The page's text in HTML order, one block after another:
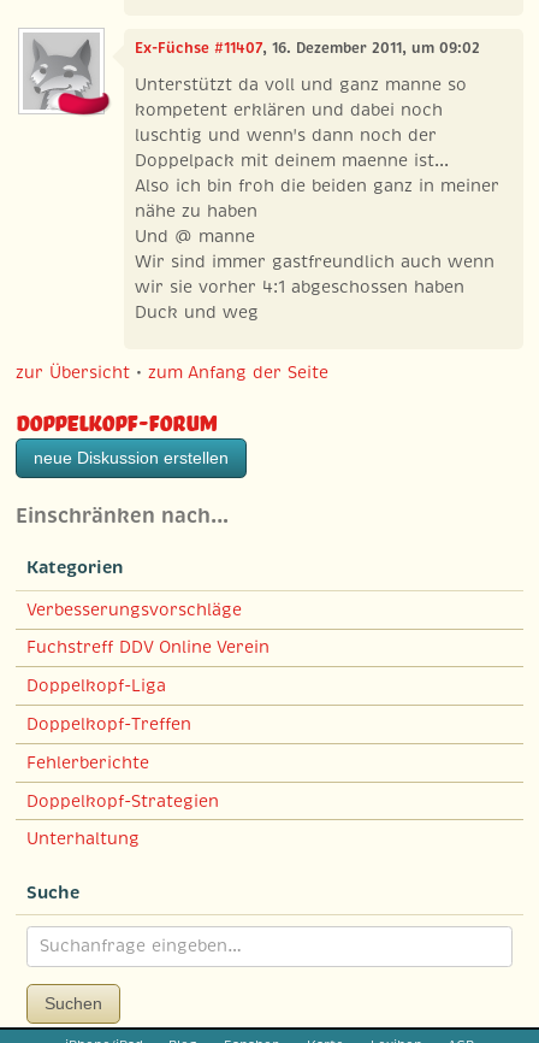
Ex-Füchse #11407, 16. Dezember 2011, um 09:02
Unterstützt da voll und ganz manne so
kompetent erklären und dabei noch
luschtig und wenn's dann noch der
Doppelpack mit deinem maenne ist...
Also ich bin froh die beiden ganz in meiner
nähe zu haben
Und @ manne
Wir sind immer gastfreundlich auch wenn
wir sie vorher 4:1 abgeschossen haben
Duck und weg
zur Übersicht •zum Anfang der Seite
Doppelkopf-Forum
neue Diskussion erstellen
Einschränken nach…
Kategorien
Verbesserungsvorschläge
Fuchstreff DDV Online Verein
Doppelkopf-Liga
Doppelkopf-Treffen
Fehlerberichte
Doppelkopf-Strategien
Unterhaltung
Suche
Suchen